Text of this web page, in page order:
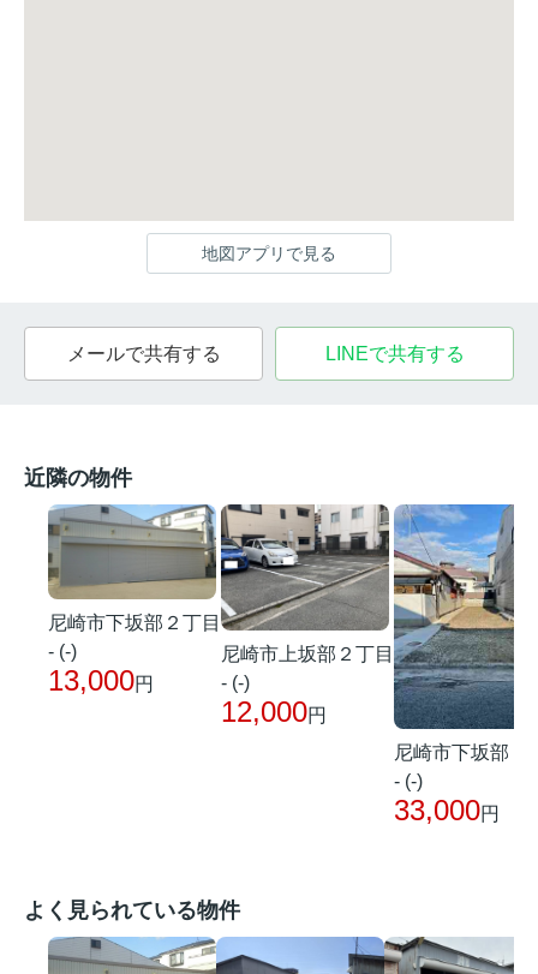
地図アプリで見る
メールで共有する LINEで共有する
近隣の物件
尼崎市下坂部２丁目
- (-)
13,000円
尼崎市上坂部２丁目
- (-)
12,000円
尼崎市下坂部２
- (-)
33,000円
よく見られている物件